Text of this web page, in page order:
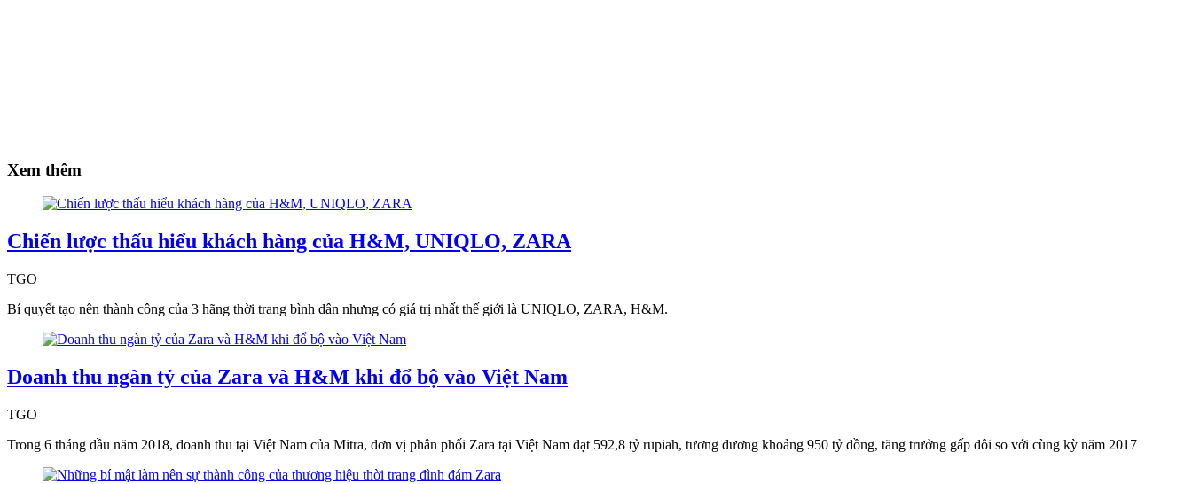
Xem thêm
Chiến lược thấu hiểu khách hàng của H&M, UNIQLO, ZARA
TGO
Bí quyết tạo nên thành công của 3 hãng thời trang bình dân nhưng có giá trị nhất thế giới là UNIQLO, ZARA, H&M.
Doanh thu ngàn tỷ của Zara và H&M khi đổ bộ vào Việt Nam
TGO
Trong 6 tháng đầu năm 2018, doanh thu tại Việt Nam của Mitra, đơn vị phân phối Zara tại Việt Nam đạt 592,8 tỷ rupiah, tương đương khoảng 950 tỷ đồng, tăng trưởng gấp đôi so với cùng kỳ năm 2017